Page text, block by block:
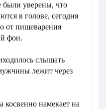
были уверены, что
в голове, сегодня
от пищеварения
фон.
слышать
лежит через
косвенно намекает на